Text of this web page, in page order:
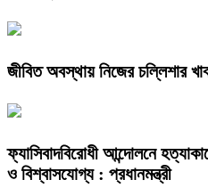
জীবিত অবস্থায় নিজের চল্লিশার
ফ্যাসিবাদবিরোধী আন্দোলনে
ও বিশ্বাসযোগ্য : প্রধানমন্ত্রী